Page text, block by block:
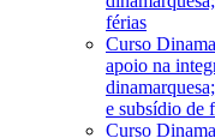
férias
Curso
apoio na
e subsídio de
Curso